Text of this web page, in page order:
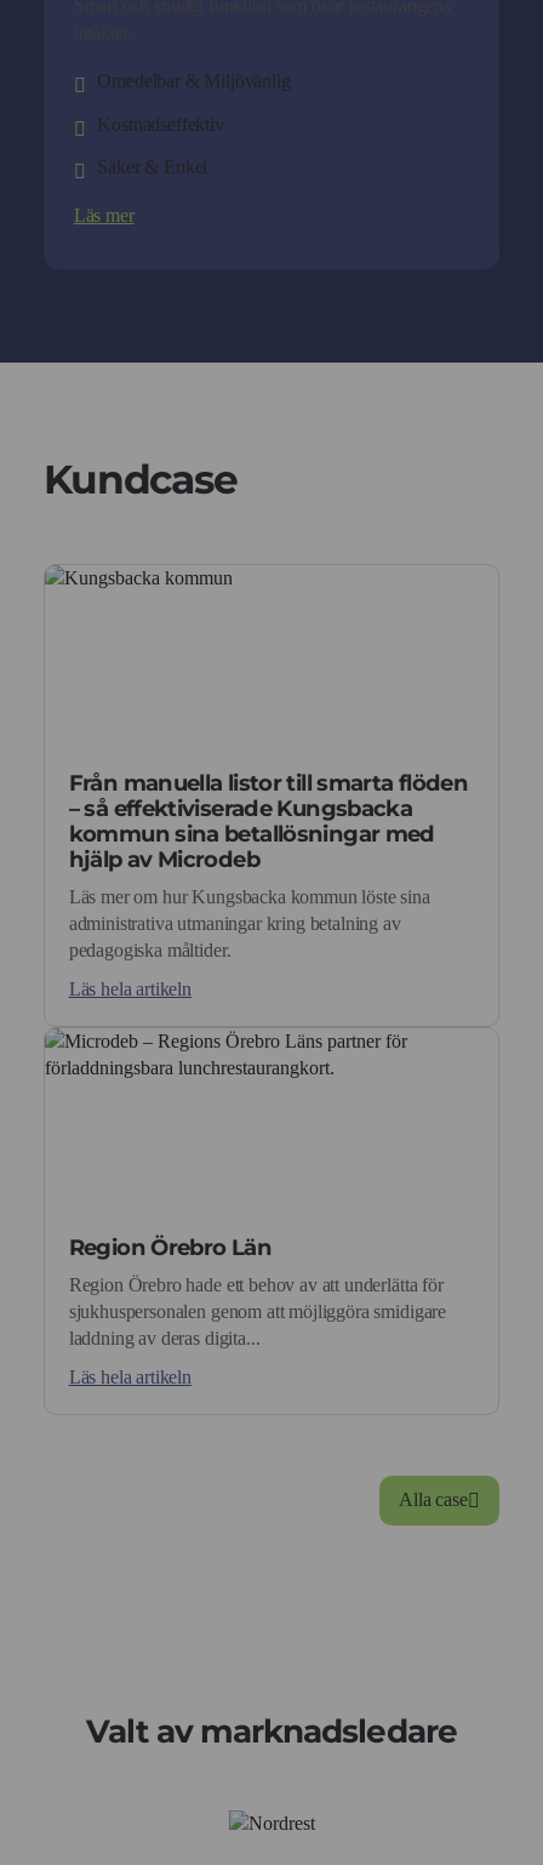
Omedelbar & Miljövänlig
Kostnadseffektiv
Säker & Enkel
Läs mer
Kundcase
Från manuella listor till smarta flöden
– så effektiviserade Kungsbacka
kommun sina betallösningar med
hjälp av Microdeb
Läs mer om hur Kungsbacka kommun löste sina
administrativa utmaningar kring betalning av
pedagogiska måltider.
Läs hela artikeln
Region Örebro Län
Region Örebro hade ett behov av att underlätta för
sjukhuspersonalen genom att möjliggöra smidigare
laddning av deras digita...
Läs hela artikeln
Alla case
Valt av marknadsledare